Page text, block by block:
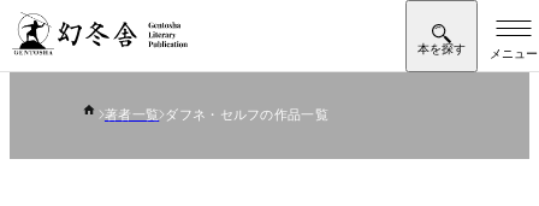
著者一覧 ダフネ・セルフの作品一覧